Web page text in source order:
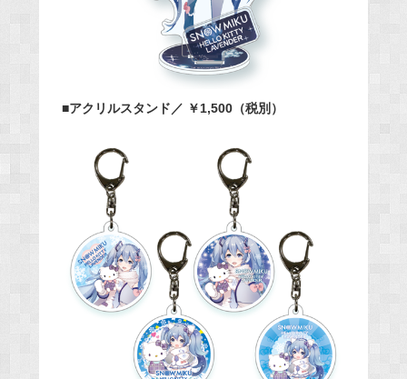
■アクリルスタンド／ ￥1,500（税別）